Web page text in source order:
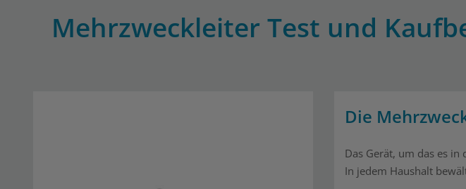
Mehrzweckleiter Test und
Die
Das Gerät, um das es
In jedem Haushalt